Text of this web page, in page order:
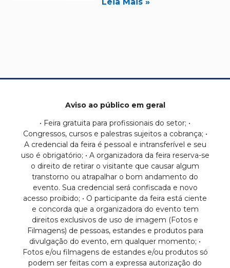
Leia Mais »
Aviso ao público em geral
• Feira gratuita para profissionais do setor; •
Congressos, cursos e palestras sujeitos a cobrança; •
A credencial da feira é pessoal e intransferível e seu
uso é obrigatório; • A organizadora da feira reserva-se
o direito de retirar o visitante que causar algum
transtorno ou atrapalhar o bom andamento do
evento. Sua credencial será confiscada e novo
acesso proibido; • O participante da feira está ciente
e concorda que a organizadora do evento tem
direitos exclusivos de uso de imagem (Fotos e
Filmagens) de pessoas, estandes e produtos para
divulgação do evento, em qualquer momento; •
Fotos e/ou filmagens de estandes e/ou produtos só
podem ser feitas com a expressa autorização do